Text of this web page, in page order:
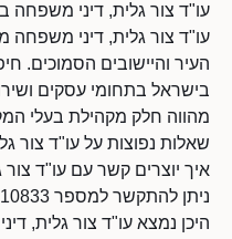
עו"ד צור גלית, דיני משפחה
עו"ד צור גלית, דיני
העיר והיישובים הסמוכים.
בישראל בתחומי עסקים
מהווה חלק מקהילת בעלי
שאלות נפוצות על עו"ד צור
איך יוצרים קשר עם עו"ד
ניתן להתקשר למספר 0723210833.
היכן נמצא עו"ד צור גלית,